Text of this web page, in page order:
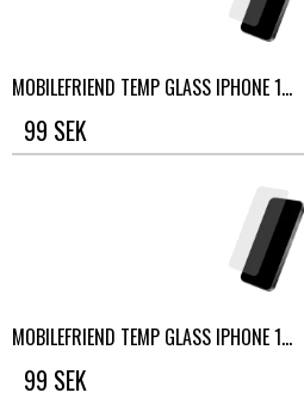
MOBILEFRIEND TEMP GLASS IPHONE 1...
99 SEK
MOBILEFRIEND TEMP GLASS IPHONE 1...
99 SEK